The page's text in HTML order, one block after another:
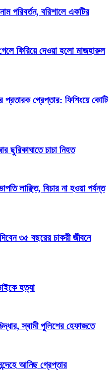
পরিবর্তন, বরিশালে একটির
ফিরিয়ে দেওয়া হলো মাজহারুল
প্রতারক গ্রেপ্তার: ফিশিংয়ে কোটি
ছুরিকাঘাতে চাচা নিহত
লাঞ্ছিত, বিচার না হওয়া পর্যন্ত
৩৫ বছরের চাকরী জীবনে
হত্যা
স্বামী পুলিশের হেফাজতে
আনিছ গ্রেপ্তার